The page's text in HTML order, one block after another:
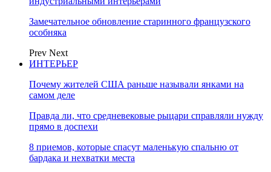
Замечательное обновление старинного французского
особняка
Prev Next
ИНТЕРЬЕР
Почему жителей США раньше называли янками на
самом деле
Правда ли, что средневековые рыцари справляли нужду
прямо в доспехи
8 приемов, которые спасут маленькую спальню от
бардака и нехватки места